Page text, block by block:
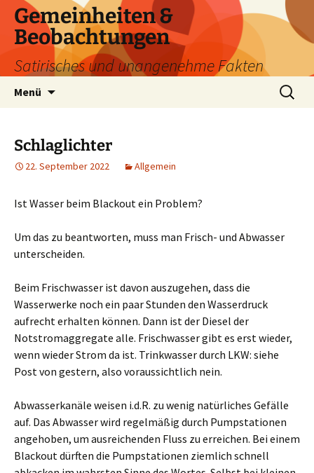
Zum
Inhalt
springen
Gemeinheiten &
Beobachtungen
Satirisches und unangenehme Fakten
Menü
Suchen
nach:
Schlaglichter
22. September 2022 Allgemein
Ist Wasser beim Blackout ein Problem?
Um das zu beantworten, muss man Frisch- und Abwasser
unterscheiden.
Beim Frischwasser ist davon auszugehen, dass die
Wasserwerke noch ein paar Stunden den Wasserdruck
aufrecht erhalten können. Dann ist der Diesel der
Notstromaggregate alle. Frischwasser gibt es erst wieder,
wenn wieder Strom da ist. Trinkwasser durch LKW: siehe
Post von gestern, also voraussichtlich nein.
Abwasserkanäle weisen i.d.R. zu wenig natürliches Gefälle
auf. Das Abwasser wird regelmäßig durch Pumpstationen
angehoben, um ausreichenden Fluss zu erreichen. Bei einem
Blackout dürften die Pumpstationen ziemlich schnell